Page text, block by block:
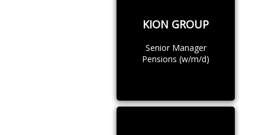
KION GROUP
Senior Manager
Pensions (w/m/d)